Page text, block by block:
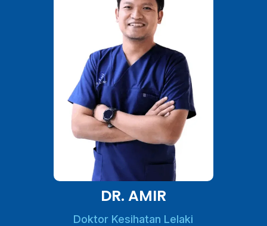
DR. AMIR
Doktor Kesihatan Lelaki